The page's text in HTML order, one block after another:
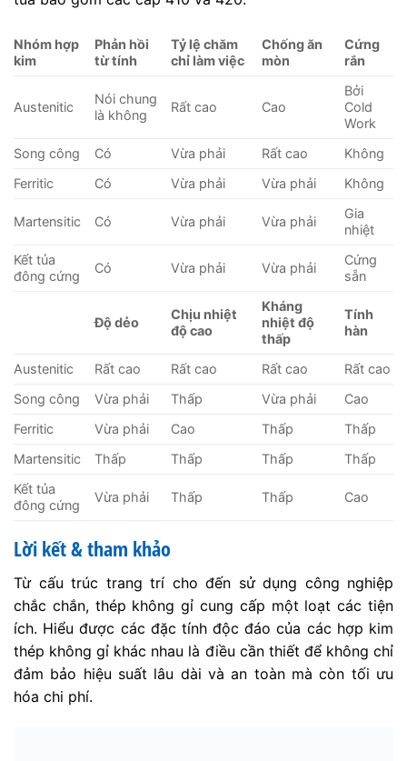
Nhóm hợp
kim
Phản hồi
từ tính
Tỷ lệ chăm
chỉ làm việc
Chống ăn
mòn
Cứng
rắn
Austenitic
Nói chung
là không
Rất cao Cao
Bởi
Cold
Work
Song công
Có Vừa phải Rất cao
Không
Ferritic
Có Vừa phải Vừa phải Không
Martensitic Có Vừa phải Vừa phải
Gia
nhiệt
Kết tủa
đông cứng
Có Vừa phải Vừa phải
Cứng
sẵn
Độ dẻo
Chịu nhiệt
độ cao
Kháng
nhiệt độ
thấp
Tính
hàn
Austenitic Rất cao Rất cao Rất cao
Rất cao
Song công
Vừa phải Thấp Vừa phải
Cao
Ferritic
Vừa phải Cao Thấp
Thấp
Martensitic
Thấp Thấp Thấp
Thấp
Kết tủa
đông cứng
Vừa phải Thấp Thấp Cao
Lời kết & tham khảo
Từ cấu trúc trang trí cho đến sử dụng công nghiệp
chắc chắn, thép không gỉ cung cấp một loạt các tiện
ích. Hiểu được các đặc tính độc đáo của các hợp kim
thép không gỉ khác nhau là điều cần thiết để không chỉ
đảm bảo hiệu suất lâu dài và an toàn mà còn tối ưu
hóa chi phí.